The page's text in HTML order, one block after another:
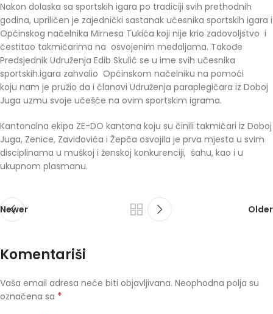
Nakon dolaska sa sportskih igara po tradiciji svih prethodnih
godina, upriličen je zajednički sastanak učesnika sportskih igara i
Općinskog načelnika Mirnesa Tukića koji nije krio zadovoljstvo i
čestitao takmičarima na osvojenim medaljama. Takođe
Predsjednik Udruženja Edib Skulić se u ime svih učesnika
sportskih.igara zahvalio Općinskom načelniku na pomoći
koju nam je pružio da i članovi Udruženja paraplegičara iz Doboj
Juga uzmu svoje učešće na ovim sportskim igrama.
Kantonalna ekipa ZE-DO kantona koju su činili takmičari iz Doboj
Juga, Zenice, Zavidovića i Žepča osvojila je prva mjesta u svim
disciplinama u muškoj i ženskoj konkurenciji, šahu, kao i u
ukupnom plasmanu.
Newer Older
Komentariši
Vaša email adresa neće biti objavljivana. Neophodna polja su
označena sa *